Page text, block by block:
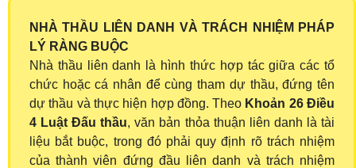
NHÀ THẦU LIÊN DANH VÀ TRÁCH NHIỆM PHÁP
LÝ RÀNG BUỘC
Nhà thầu liên danh là hình thức hợp tác giữa các tổ
chức hoặc cá nhân để cùng tham dự thầu, đứng tên
dự thầu và thực hiện hợp đồng. Theo Khoản 26 Điều
4 Luật Đấu thầu, văn bản thỏa thuận liên danh là tài
liệu bắt buộc, trong đó phải quy định rõ trách nhiệm
của thành viên đứng đầu liên danh và trách nhiệm